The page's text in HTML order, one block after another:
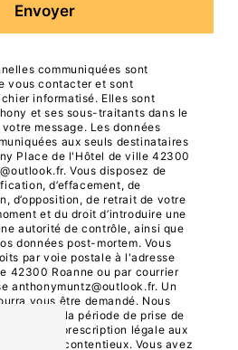
Envoyer
communiquées sont
vous contacter et sont
informatisé. Elles sont
et ses sous-traitants dans le
message. Les données
aux seuls destinataires
Place de l'Hôtel de ville 42300
Vous disposez de
d’effacement, de
d’opposition, de retrait de votre
et du droit d’introduire une
autorité de contrôle, ainsi que
données post-mortem. Vous
par voie postale à l'adresse
42300 Roanne ou par courrier
anthonymuntz@outlook.fr. Un
vous être demandé. Nous
pendant la période de prise de
durée de prescription légale aux
des contentieux. Vous avez